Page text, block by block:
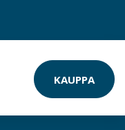
KAUPPA